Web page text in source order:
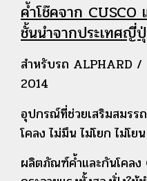
ค้ำโช๊คจาก
ชั้นนำจากประเทศญี่
สำหรับรถ ALPHARD
2014
อุปกรณ์ที่ช่วยเสริมสมรร
โคลง ไม่มึน ไม่โยก ไม่โ
ผลิตภัณฑ์ค้ำและกันโคลง